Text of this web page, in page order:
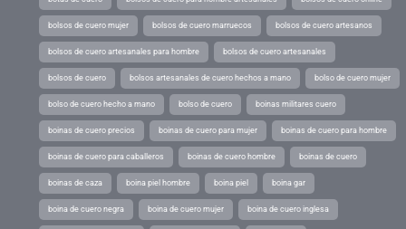
bolsos de cuero mujer bolsos de cuero marruecos bolsos de cuero artesanos
bolsos de cuero artesanales para hombre bolsos de cuero artesanales
bolsos de cuero bolsos artesanales de cuero hechos a mano bolso de cuero mujer
bolso de cuero hecho a mano bolso de cuero boinas militares cuero
boinas de cuero precios boinas de cuero para mujer boinas de cuero para hombre
boinas de cuero para caballeros boinas de cuero hombre boinas de cuero
boinas de caza boina piel hombre boina piel boina gar
boina de cuero negra boina de cuero mujer boina de cuero inglesa